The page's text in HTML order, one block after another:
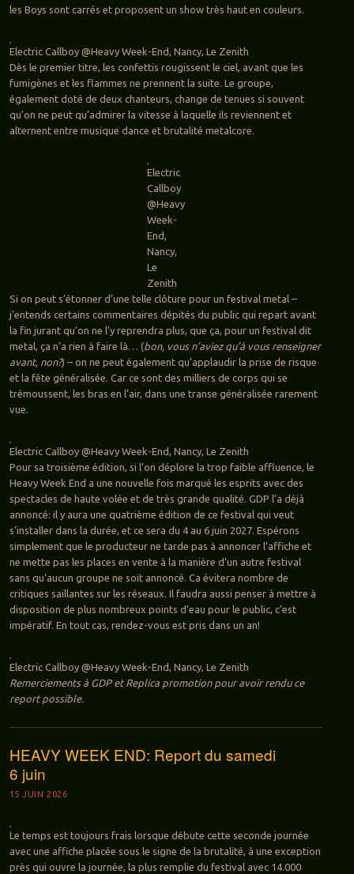
les Boys sont carrés et proposent un show très haut en couleurs.
Electric Callboy @Heavy Week-End, Nancy, Le Zenith
Dès le premier titre, les confettis rougissent le ciel, avant que les
fumigènes et les flammes ne prennent la suite. Le groupe,
également doté de deux chanteurs, change de tenues si souvent
qu’on ne peut qu’admirer la vitesse à laquelle ils reviennent et
alternent entre musique dance et brutalité metalcore.
Electric
Callboy
@Heavy
Week-
End,
Nancy,
Le
Zenith
Si on peut s’étonner d’une telle clôture pour un festival metal –
j’entends certains commentaires dépités du public qui repart avant
la fin jurant qu’on ne l’y reprendra plus, que ça, pour un festival dit
metal, ça n’a rien à faire là… (bon, vous n’aviez qu’à vous renseigner
avant, non?) – on ne peut également qu’applaudir la prise de risque
et la fête généralisée. Car ce sont des milliers de corps qui se
trémoussent, les bras en l’air, dans une transe généralisée rarement
vue.
Electric Callboy @Heavy Week-End, Nancy, Le Zenith
Pour sa troisième édition, si l’on déplore la trop faible affluence, le
Heavy Week End a une nouvelle fois marqué les esprits avec des
spectacles de haute volée et de très grande qualité. GDP l’a déjà
annoncé: il y aura une quatrième édition de ce festival qui veut
s’installer dans la durée, et ce sera du 4 au 6 juin 2027. Espérons
simplement que le producteur ne tarde pas à annoncer l’affiche et
ne mette pas les places en vente à la manière d’un autre festival
sans qu’aucun groupe ne soit annoncé. Ca évitera nombre de
critiques saillantes sur les réseaux. Il faudra aussi penser à mettre à
disposition de plus nombreux points d’eau pour le public, c’est
impératif. En tout cas, rendez-vous est pris dans un an!
Electric Callboy @Heavy Week-End, Nancy, Le Zenith
Remerciements à GDP et Replica promotion pour avoir rendu ce
report possible.
HEAVY WEEK END: Report du samedi
6 juin
15 JUIN 2026
Le temps est toujours frais lorsque débute cette seconde journée
avec une affiche placée sous le signe de la brutalité, à une exception
près qui ouvre la journée, la plus remplie du festival avec 14.000